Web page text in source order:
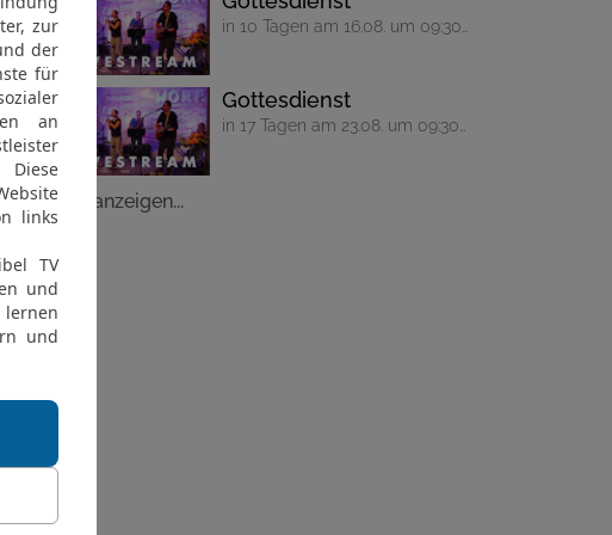
in 10 Tagen am 16.08. um 09:30
Gottesdienst
in 17 Tagen am 23.08. um 09:30
alle anzeigen...